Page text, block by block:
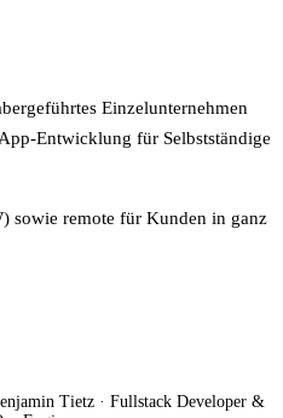
Einzelunternehmen
Entwicklung für Selbstständige
sowie remote für Kunden in ganz
Tietz · Fullstack Developer &